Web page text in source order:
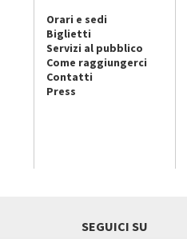
Orari e sedi
Biglietti
Servizi al pubblico
Come raggiungerci
Contatti
Press
SEGUICI SU